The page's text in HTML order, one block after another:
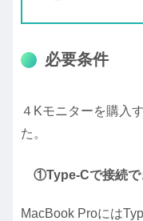
必要条件
４Kモニターを購入
た。
①Type-Cで接続で
MacBook Proには